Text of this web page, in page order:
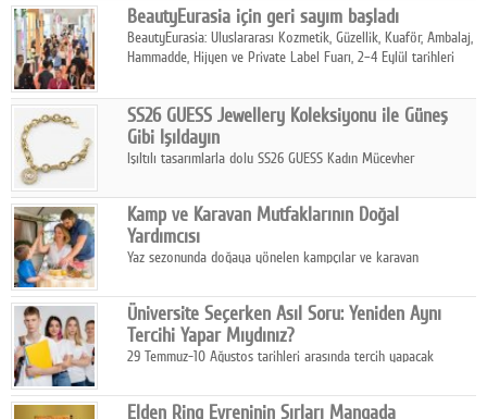
BeautyEurasia için geri sayım başladı
BeautyEurasia: Uluslararası Kozmetik, Güzellik, Kuaför, Ambalaj,
Hammadde, Hijyen ve Private Label Fuarı, 2–4 Eylül tarihleri
SS26 GUESS Jewellery Koleksiyonu ile Güneş
Gibi Işıldayın
Işıltılı tasarımlarla dolu SS26 GUESS Kadın Mücevher
dokunuşunu taşıyor.
Kamp ve Karavan Mutfaklarının Doğal
Yardımcısı
Yaz sezonunda doğaya yönelen kampçılar ve karavan
temizlik sağlayan, çevreye duyarlı bitkisel içerikli ürünleri tercih
ediyor.
Üniversite Seçerken Asıl Soru: Yeniden Aynı
Tercihi Yapar Mıydınız?
29 Temmuz-10 Ağustos tarihleri arasında tercih yapacak
Elden Ring Evreninin Sırları Mangada